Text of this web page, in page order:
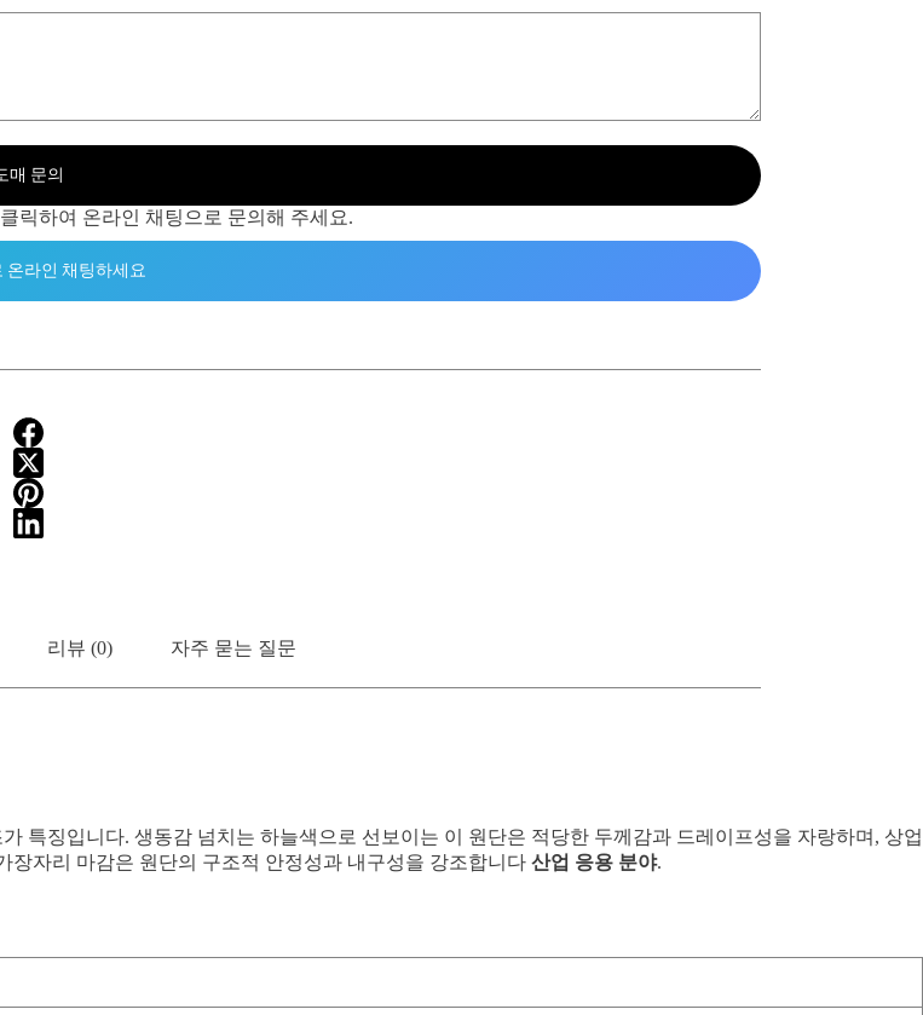
매 문의
릭하여 온라인 채팅으로 문의해 주세요.
온라인 채팅하세요
리뷰 (0) 자주 묻는 질문
특징입니다. 생동감 넘치는 하늘색으로 선보이는 이 원단은 적당한 두께감과 드레이프성을 자랑하며, 상업
자리 마감은 원단의 구조적 안정성과 내구성을 강조합니다 산업 응용 분야.